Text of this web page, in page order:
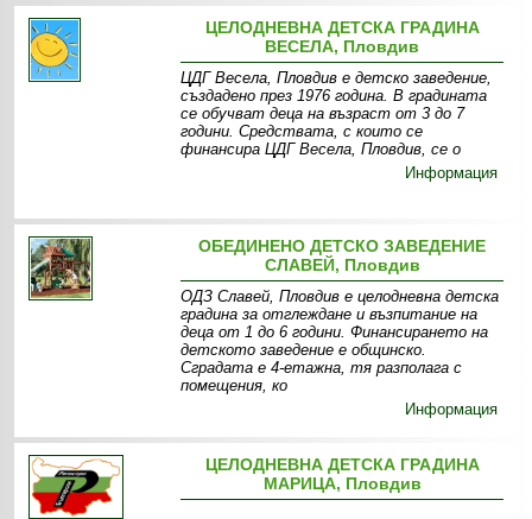
ЦЕЛОДНЕВНА ДЕТСКА ГРАДИНА
ВЕСЕЛА, Пловдив
ЦДГ Весела, Пловдив е детско заведение,
създадено през 1976 година. В градината
се обучват деца на възраст от 3 до 7
години. Средствата, с които се
финансира ЦДГ Весела, Пловдив, се о
Информация
ОБЕДИНЕНО ДЕТСКО ЗАВЕДЕНИЕ
СЛАВЕЙ, Пловдив
ОДЗ Славей, Пловдив е целодневна детска
градина за отглеждане и възпитание на
деца от 1 до 6 години. Финансирането на
детското заведение е общинско.
Сградата е 4-етажна, тя разполага с
помещения, ко
Информация
ЦЕЛОДНЕВНА ДЕТСКА ГРАДИНА
МАРИЦА, Пловдив